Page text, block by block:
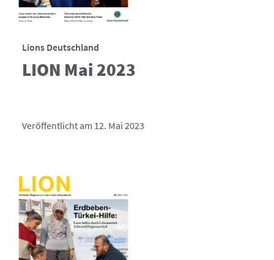
Lions Deutschland
LION Mai 2023
Veröffentlicht am 12. Mai 2023